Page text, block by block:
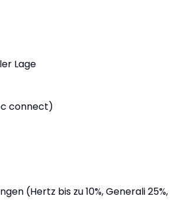
Lage
connect)
(Hertz bis zu 10%, Generali 25%,